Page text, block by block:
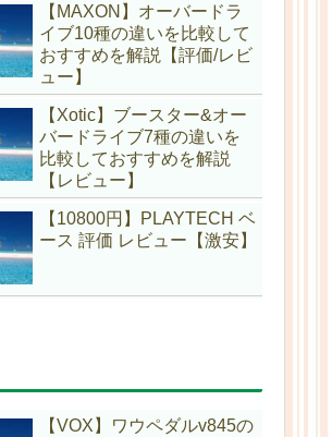
【MAXON】オーバードラ
イブ10種の違いを比較して
おすすめを解説【評価/レビ
ュー】
【Xotic】ブースター&オー
バードライブ7種の違いを
比較しておすすめを解説
【レビュー】
【10800円】PLAYTECH ベ
ース 評価 レビュー【激安】
【VOX】ワウペダルv845の